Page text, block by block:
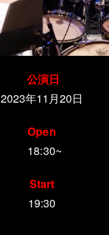
公演日
2023年11月20日
Open
18:30~
Start
19:30